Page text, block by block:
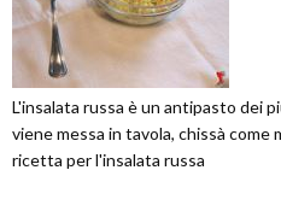
L'insalata russa è un antipasto dei
viene messa in tavola, chissà come
ricetta per l'insalata russa